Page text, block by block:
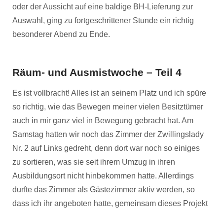
oder der Aussicht auf eine baldige BH-Lieferung zur
Auswahl, ging zu fortgeschrittener Stunde ein richtig
besonderer Abend zu Ende.
Räum- und Ausmistwoche – Teil 4
Es ist vollbracht! Alles ist an seinem Platz und ich spüre
so richtig, wie das Bewegen meiner vielen Besitztümer
auch in mir ganz viel in Bewegung gebracht hat. Am
Samstag hatten wir noch das Zimmer der Zwillingslady
Nr. 2 auf Links gedreht, denn dort war noch so einiges
zu sortieren, was sie seit ihrem Umzug in ihren
Ausbildungsort nicht hinbekommen hatte. Allerdings
durfte das Zimmer als Gästezimmer aktiv werden, so
dass ich ihr angeboten hatte, gemeinsam dieses Projekt